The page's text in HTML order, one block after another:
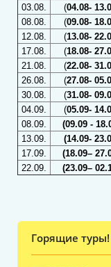
03.08. (04.08-
08.08. (09.08-
12.08. (13.08-
17.08. (18.08-
21.08. (22.08-
26.08. (27.08-
30.08. (31.08-
04.09. (05.09-
08.09. (09.09 -
13.09. (14.09-
17.09. (18.09–
22.09. (23.09–
Горящие туры!